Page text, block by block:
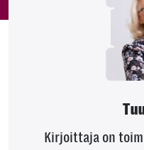
Kirjoittaja on